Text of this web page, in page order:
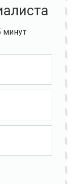
минут